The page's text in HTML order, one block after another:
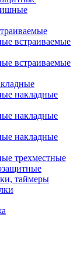
встраиваемые
встраиваемые
накладные
накладные
накладные
трехместные
таймеры